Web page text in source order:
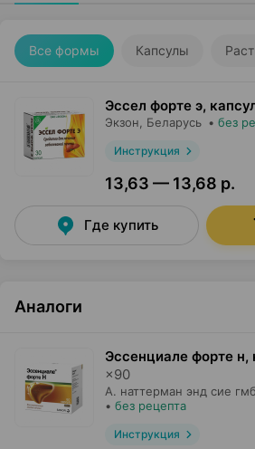
Все формы Капсулы
Эссел форте э,
Экзон , Беларусь • без
Инструкция
13,63 — 13,68 р.
Где купить
Аналоги
Эссенциале форте н,
×90
А. наттерман энд сие
• без рецепта
Инструкция